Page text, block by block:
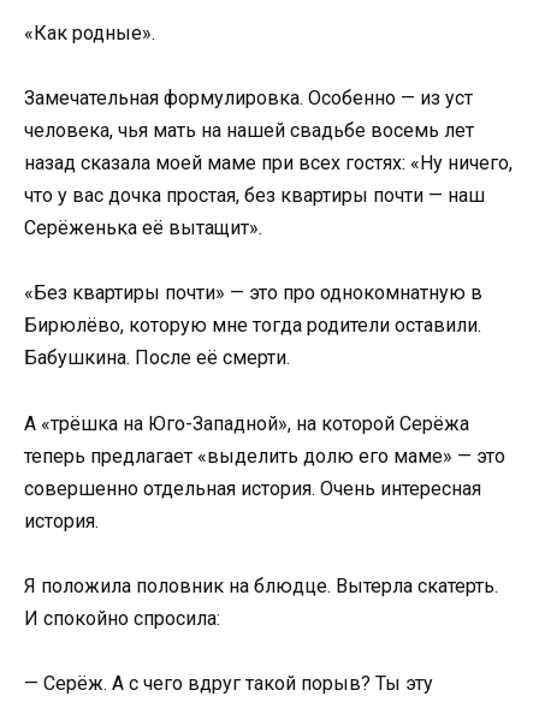
«Как родные».
Замечательная формулировка. Особенно — из уст
человека, чья мать на нашей свадьбе восемь лет
назад сказала моей маме при всех гостях: «Ну ничего,
что у вас дочка простая, без квартиры почти — наш
Серёженька её вытащит».
«Без квартиры почти» — это про однокомнатную в
Бирюлёво, которую мне тогда родители оставили.
Бабушкина. После её смерти.
А «трёшка на Юго-Западной», на которой Серёжа
теперь предлагает «выделить долю его маме» — это
совершенно отдельная история. Очень интересная
история.
Я положила половник на блюдце. Вытерла скатерть.
И спокойно спросила:
— Серёж. А с чего вдруг такой порыв? Ты эту